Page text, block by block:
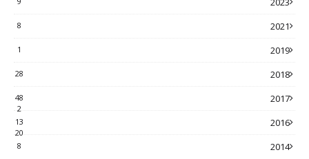
2021
8
2019
1
2018
28
2017
48
2
2016
13
20
2014
8